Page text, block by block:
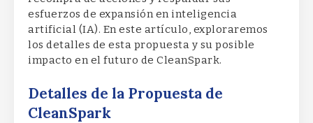
esfuerzos de expansión en inteligencia
artificial (IA). En este artículo, exploraremos
los detalles de esta propuesta y su posible
impacto en el futuro de CleanSpark.
Detalles de la Propuesta de
CleanSpark